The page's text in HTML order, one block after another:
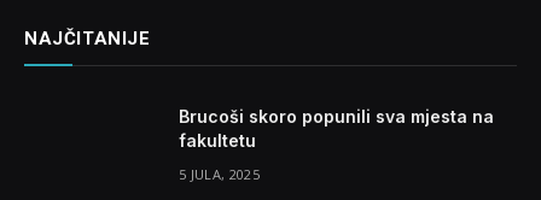
NAJČITANIJE
Brucoši skoro popunili sva mjesta na
fakultetu
5 JULA, 2025